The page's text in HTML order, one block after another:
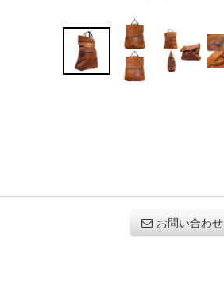
お問い合わせ